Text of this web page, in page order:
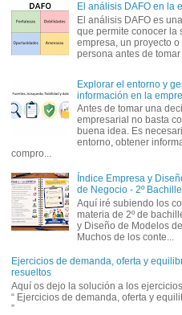
El análisis DAFO en la
El análisis DAFO es
que permite conocer la
empresa, un proyecto
persona antes de
Explorar el entorno y
información en la
Antes de tomar una
empresarial no basta
buena idea. Es
entorno, obtener
compro...
Índice Empresa y
de Negocio - 2º
Aquí iré subiendo los
materia de 2º de
y Diseño de Modelos
Muchos de los conte...
Ejercicios de demanda, oferta y
resueltos
Aquí os dejo la solución a los
“ Ejercicios de demanda, oferta y
”